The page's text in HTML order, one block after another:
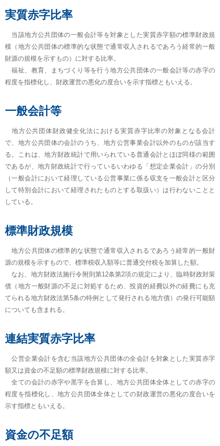
実質赤字比率
当該地方公共団体の一般会計等を対象とした実質赤字額の標準財政規
模（地方公共団体の標準的な状態で通常収入されるであろう経常的一般
財源の規模を示すもの）に対する比率。
福祉、教育、まちづくり等を行う地方公共団体の一般会計等の赤字の
程度を指標化し、財政運営の悪化の度合いを示す指標ともいえる。
一般会計等
地方公共団体財政健全化法における実質赤字比率の対象となる会計
で、地方公共団体の会計のうち、地方公営事業会計以外のものが該当す
る。これは、地方財政統計で用いられている普通会計とほぼ同様の範囲
であるが、地方財政統計で行っているいわゆる「想定企業会計」の分別
（一般会計において経理している公営事業に係る収支を一般会計と区分
して特別会計において経理されたものとする取扱い）は行わないことと
している。
標準財政規模
地方公共団体の標準的な状態で通常収入されるであろう経常的一般財
源の規模を示すもので、標準税収入額等に普通交付税を加算した額。
なお、地方財政法施行令附則第12条第2項の規定により、臨時財政対策
債（地方一般財源の不足に対処するため、投資的経費以外の経費にも充
てられる地方財政法第5条の特例として発行される地方債）の発行可能額
についても含まれる。
連結実質赤字比率
公営企業会計を含む当該地方公共団体の全会計を対象とした実質赤字
額又は資金の不足額の標準財政規模に対する比率。
全ての会計の赤字や黒字を合算し、地方公共団体全体としての赤字の
程度を指標化し、地方公共団体全体としての財政運営の悪化の度合いを
示す指標ともいえる。
資金の不足額